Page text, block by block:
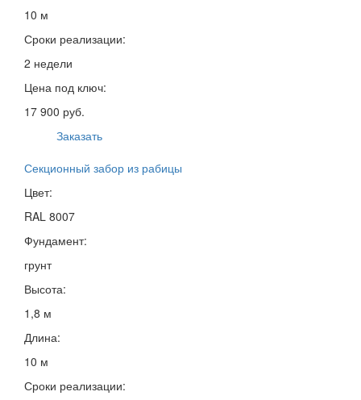
10 м
Сроки реализации:
2 недели
Цена под ключ:
17 900 руб.
Заказать
Секционный забор из рабицы
Цвет:
RAL 8007
Фундамент:
грунт
Высота:
1,8 м
Длина:
10 м
Сроки реализации: